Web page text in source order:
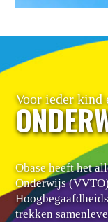
Voor ieder kind
Obase heeft het
Onderwijs
trekken